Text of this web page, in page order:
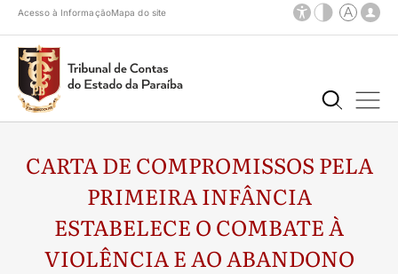
Acesso à InformaçãoMapa do site
CARTA DE COMPROMISSOS PELA
PRIMEIRA INFÂNCIA
ESTABELECE O COMBATE À
VIOLÊNCIA E AO ABANDONO